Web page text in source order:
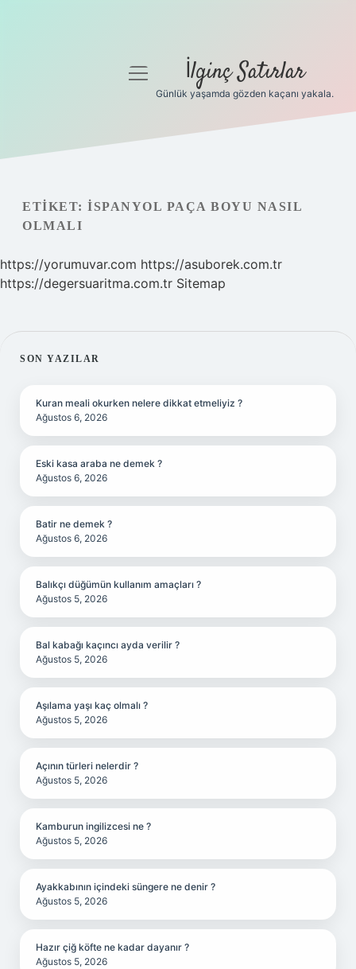
Gizlilik Politikası
Hakkımızda
menüyü
İlginç Satırlar
Günlük yaşamda gözden kaçanı yakala.
ETIKET: İSPANYOL PAÇA BOYU NASIL
OLMALI
https://yorumuvar.com https://asuborek.com.tr
https://degersuaritma.com.tr Sitemap
SIDEBAR
SON YAZILAR
Kuran meali okurken nelere dikkat etmeliyiz ?
Ağustos 6, 2026
Eski kasa araba ne demek ?
Ağustos 6, 2026
Batir ne demek ?
Ağustos 6, 2026
Balıkçı düğümün kullanım amaçları ?
Ağustos 5, 2026
Bal kabağı kaçıncı ayda verilir ?
Ağustos 5, 2026
Aşılama yaşı kaç olmalı ?
Ağustos 5, 2026
Açının türleri nelerdir ?
Ağustos 5, 2026
Kamburun ingilizcesi ne ?
Ağustos 5, 2026
Ayakkabının içindeki süngere ne denir ?
Ağustos 5, 2026
Hazır çiğ köfte ne kadar dayanır ?
Ağustos 5, 2026